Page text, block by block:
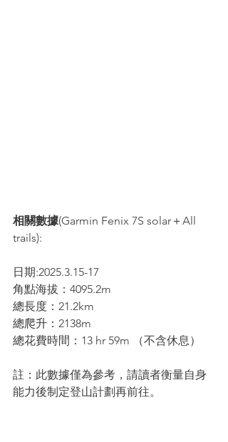
相關數據(Garmin Fenix 7S solar＋All
trails):
日期:2025.3.15-17
角點海拔：4095.2m
總長度：21.2km
總爬升：2138m
總花費時間：13 hr 59m （不含休息）
註：此數據僅為參考，請讀者衡量自身
能力後制定登山計劃再前往。